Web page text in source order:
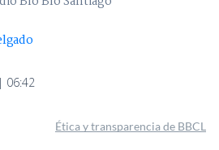
06:42
Ética y transparencia de BBCL